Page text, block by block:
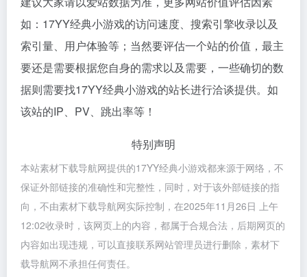
如：17YY经典小游戏的访问速度、搜索引擎收录以及
索引量、用户体验等；当然要评估一个站的价值，最主
要还是需要根据您自身的需求以及需要，一些确切的数
据则需要找17YY经典小游戏的站长进行洽谈提供。如
该站的IP、PV、跳出率等！
特别声明
本站素材下载导航网提供的17YY经典小游戏都来源于网络，不
保证外部链接的准确性和完整性，同时，对于该外部链接的指
向，不由素材下载导航网实际控制，在2025年11月26日 上午
12:02收录时，该网页上的内容，都属于合规合法，后期网页的
内容如出现违规，可以直接联系网站管理员进行删除，素材下
载导航网不承担任何责任。